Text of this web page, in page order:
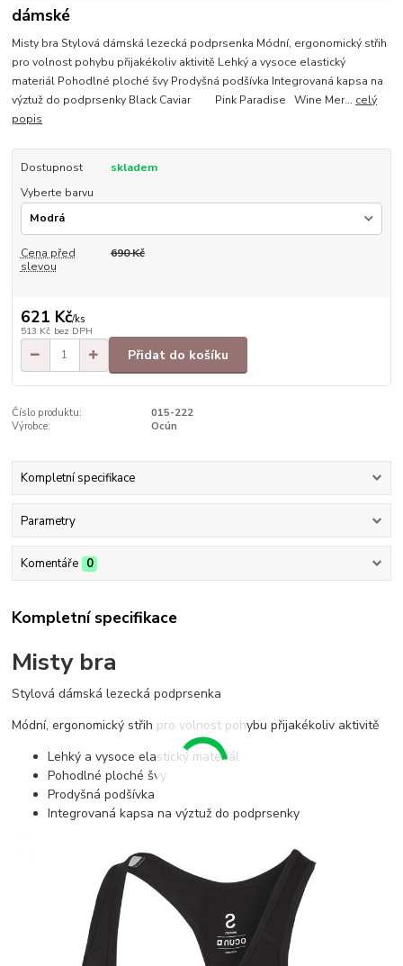
dámské
Misty bra Stylová dámská lezecká podprsenka Módní, ergonomický střih
pro volnost pohybu přijakékoliv aktivitě Lehký a vysoce elastický
materiál Pohodlné ploché švy Prodyšná podšívka Integrovaná kapsa na
výztuž do podprsenky Black Caviar Pink Paradise Wine Mer... celý
popis
Dostupnost
skladem
Vyberte barvu
Cena před
slevou
690 Kč
621 Kč/ks
513 Kč bez DPH
Přidat do košíku
Číslo produktu:
015-222
Výrobce:
Ocún
Kompletní specifikace
Parametry
Komentáře 0
Kompletní specifikace
Misty bra
Stylová dámská lezecká podprsenka
Módní, ergonomický střih pro volnost pohybu přijakékoliv aktivitě
Lehký a vysoce elastický materiál
Pohodlné ploché švy
Prodyšná podšívka
Integrovaná kapsa na výztuž do podprsenky